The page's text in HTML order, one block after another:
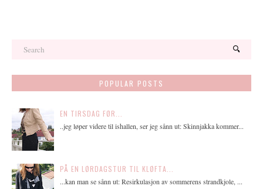
POPULAR POSTS
EN TIRSDAG FØR...
..jeg løper videre til ishallen, ser jeg sånn ut: Skinnjakka kommer...
PÅ EN LØRDAGSTUR TIL KLØFTA...
...kan man se sånn ut: Resirkulasjon av sommerens strandkjole, ...